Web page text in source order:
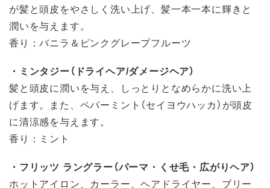
が髪と頭皮をやさしく洗い上げ、髪一本一本に輝きと
潤いを与えます。
香り：バニラ＆ピンクグレープフルーツ
・ミンタジー（ドライヘア/ダメージヘア）
髪と頭皮に潤いを与え、しっとりとなめらかに洗い上
げます。また、ペパーミント（セイヨウハッカ）が頭皮
に清涼感を与えます。
香り：ミント
・フリッツ ラングラー（パーマ・くせ毛・広がりヘア）
ホットアイロン、カーラー、ヘアドライヤー、ブリー